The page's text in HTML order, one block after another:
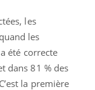
les
les
été correcte
dans 81 % des
la première